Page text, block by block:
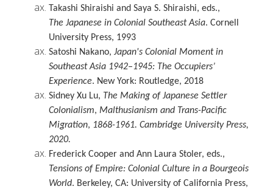
Takashi Shiraishi and Saya S. Shiraishi, eds.,
The Japanese in Colonial Southeast Asia. Cornell
University Press, 1993
Satoshi Nakano, Japan's Colonial Moment in
Southeast Asia 1942–1945: The Occupiers’
Experience. New York: Routledge, 2018
Sidney Xu Lu, The Making of Japanese Settler
Colonialism, Malthusianism and Trans-Pacific
Migration, 1868-1961. Cambridge University Press,
2020.
Frederick Cooper and Ann Laura Stoler, eds.,
Tensions of Empire: Colonial Culture in a Bourgeois
World. Berkeley, CA: University of California Press,